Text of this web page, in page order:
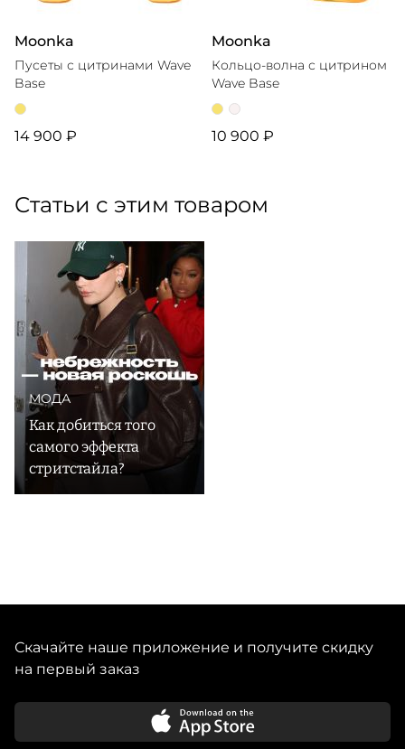
Moonka
Пусеты с цитринами Wave
Base
14 900 ₽
Moonka
Кольцо-волна с цитрином
Wave Base
10 900 ₽
Статьи с этим товаром
МОДА
Как добиться того
самого эффекта
стритстайла?
Скачайте наше приложение и получите скидку
на первый заказ